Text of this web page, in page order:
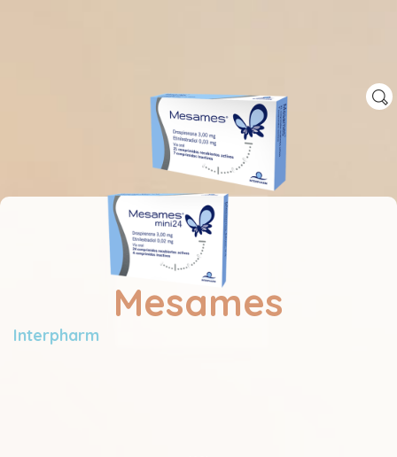
Mesames
Interpharm